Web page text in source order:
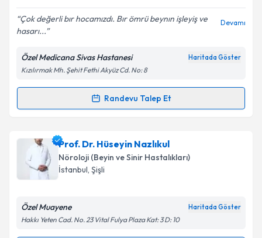
E-posta Adresiniz
Kişisel verilerimin işlenmesine ilişkin
Metni'ni okudum ve kişisel verilerimin belirtilen
kapsamda işlenmesini kabul ediyorum.
Çok değerli bır hocamızdı. Bır ömrü beynın işleyiş ve
hasarı...
Devamı
Özel Medicana Sivas Hastanesi Haritada Göster
Kızılırmak Mh. Şehit Fethi Akyüz Cd. No: 8
Randevu Talep Et
Randevu Takvimi Talebi
Prof. Dr. Ahmet Suat Topaktaşiçin randevu takvimi
talebi oluşturun. Size bu uzmandan randevu almanız
için bir takvim hazırlandığında e-posta ile
bilgilendireceğiz.
Prof. Dr. Hüseyin Nazlıkul
Nöroloji (Beyin ve Sinir Hastalıkları)
İstanbul, Şişli
Özel Muayene Haritada Göster
Hakkı Yeten Cad. No. 23 Vital Fulya Plaza Kat: 3 D: 10